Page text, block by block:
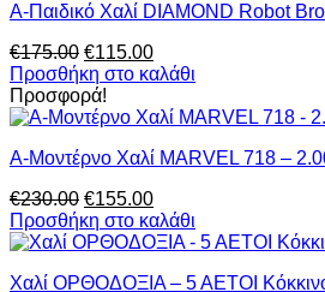
έχει
παραλλαγές.
Οι
επιλογές
μπορούν
επιλεγούν
σελίδα
του
προϊόντος
Α-Παιδικό Χαλί DIAMOND Robot
€175.00 Original
price
was:
€175.00.
€115.00Η
τρέχουσα
είναι:
Προσθήκη στο καλάθι
Προσφορά!
Α-Μοντέρνο Χαλί MARVEL 718 –
€230.00 Original
price
was:
€155.00Η
τρέχουσα
τιμή
€155.00.
Προσθήκη στο καλάθι
Χαλί ΟΡΘΟΔΟΞΙΑ – 5 ΑΕΤΟΙ